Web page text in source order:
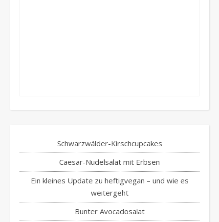
Schwarzwälder-Kirschcupcakes
Caesar-Nudelsalat mit Erbsen
Ein kleines Update zu heftigvegan – und wie es
weitergeht
Bunter Avocadosalat